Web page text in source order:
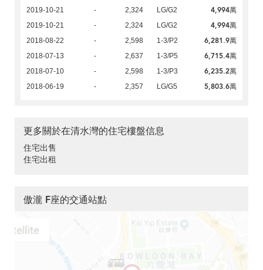
2019-10-21 - 2,324 LG/G2 4,994萬
2019-10-21 - 2,324 LG/G2 4,994萬
2018-08-22 - 2,598 1-3/P2 6,281.9萬
2018-07-13 - 2,637 1-3/P5 6,715.4萬
2018-07-10 - 2,598 1-3/P3 6,235.2萬
2018-06-19 - 2,357 LG/G5 5,803.6萬
更多關於在清水灣的住宅樓盤信息
住宅出售
住宅出租
傲瀧 F座的交通站點